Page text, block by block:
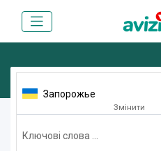
Запорожье
Змінити